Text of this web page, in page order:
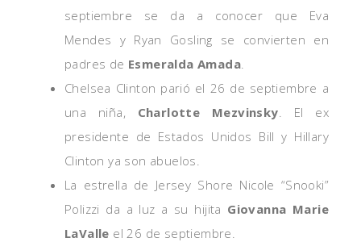
septiembre se da a conocer que Eva
Mendes y Ryan Gosling se convierten en
padres de Esmeralda Amada.
Chelsea Clinton parió el 26 de septiembre a
una niña, Charlotte Mezvinsky. El ex
presidente de Estados Unidos Bill y Hillary
Clinton ya son abuelos.
La estrella de Jersey Shore Nicole “Snooki”
Polizzi da a luz a su hijita Giovanna Marie
LaValle el 26 de septiembre.